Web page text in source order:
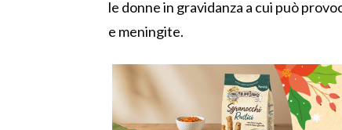
le donne in gravidanza a cui può
e meningite.